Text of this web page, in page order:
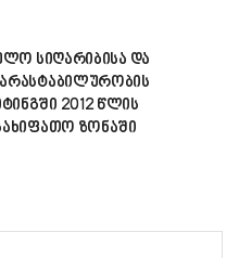
სიღარიბისა და
2012 წლის
ზონაში